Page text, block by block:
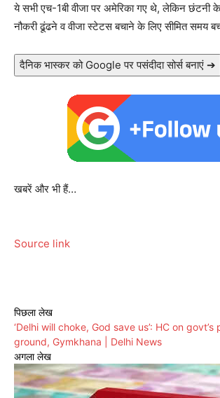
ये सभी एच-1बी वीजा पर अमेरिका गए थे, लेकिन छंटनी
नौकरी ढूंढने व वीजा स्टेटस बचाने के लिए सीमित समय
दैनिक भास्कर को Google पर पसंदीदा सोर्स बनाएं ➔
खबरें और भी हैं…
Source link
पिछला लेख
‘Delhi will choke, God save us’: HC on
ground, Gymkhana | Delhi News
अगला लेख